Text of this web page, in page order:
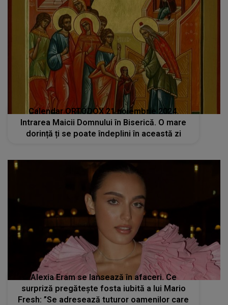
Calendar ORTODOX 21 noiembrie 2024.
Intrarea Maicii Domnului în Biserică. O mare
dorință ți se poate îndeplini în această zi
Alexia Eram se lansează în afaceri. Ce
surpriză pregătește fosta iubită a lui Mario
Fresh: ”Se adresează tuturor oamenilor care